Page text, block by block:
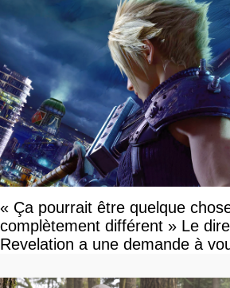
« Ça pourrait être quelque
complètement différent » Le
Revelation a une demande à